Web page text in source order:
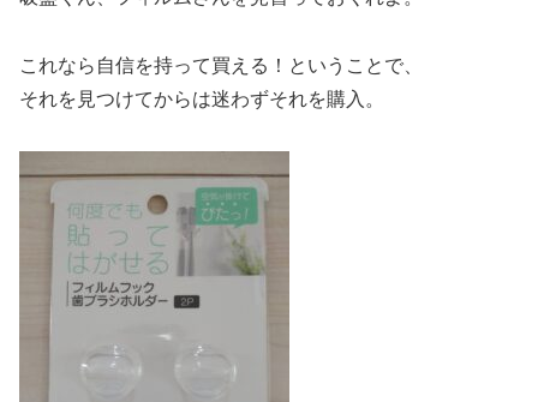
これなら自信を持って買える！ということで、
それを見つけてからは迷わずそれを購入。